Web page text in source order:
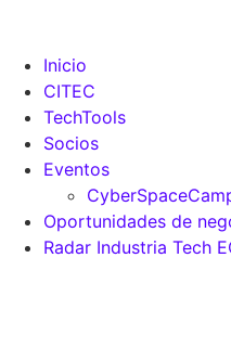
Inicio
CITEC
TechTools
Socios
Eventos
Oportunidades de
Radar Industria Tech